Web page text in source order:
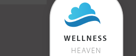
WELLNESS
HEAVEN